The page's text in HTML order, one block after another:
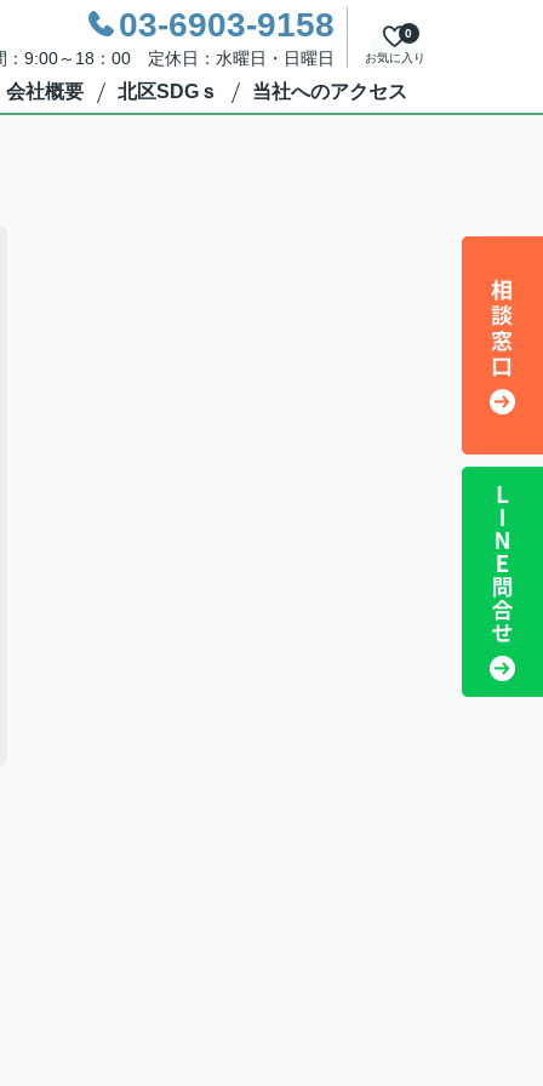
03-6903-9158
：9:00～18：00 定休日：水曜日・日曜日 お気に入り
0
会社概要 北区SDGｓ 当社へのアクセス